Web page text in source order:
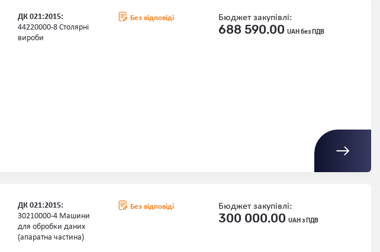
ДК 021:2015:
44220000-8 Столярні
вироби
Без відповіді Бюджет закупівлі:
688 590.00 UAH без ПДВ
ДК 021:2015:
30210000-4 Машини
для обробки даних
(апаратна частина)
Без відповіді Бюджет закупівлі:
300 000.00 UAH з ПДВ